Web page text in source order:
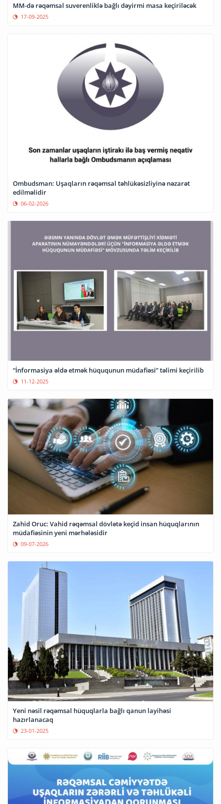
MM-də rəqəmsal suverenliklə bağlı dəyirmi masa keçiriləcək
17-09-2025
Ombudsman: Uşaqların rəqəmsal təhlükəsizliyinə nəzarət
edilməlidir
06-02-2026
“İnformasiya əldə etmək hüququnun müdafiəsi” təlimi keçirilib
11-12-2025
Zahid Oruc: Vahid rəqəmsal dövlətə keçid insan hüquqlarının
müdafiəsinin yeni mərhələsidir
09-07-2026
Yeni nəsil rəqəmsal hüquqlarla bağlı qanun layihəsi
hazırlanacaq
23-01-2025